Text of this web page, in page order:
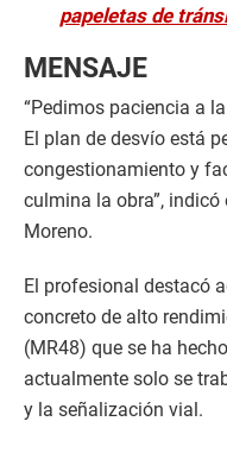
papeletas de
MENSAJE
“Pedimos paciencia a
El plan de desvío está
congestionamiento y
culmina la obra”, indicó
Moreno.
El profesional destacó
concreto de alto
(MR48) que se ha
actualmente solo se
y la señalización vial.